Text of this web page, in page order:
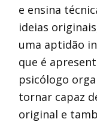
e ensina
ideias
uma aptidão
que é
psicólogo
tornar capaz
original e